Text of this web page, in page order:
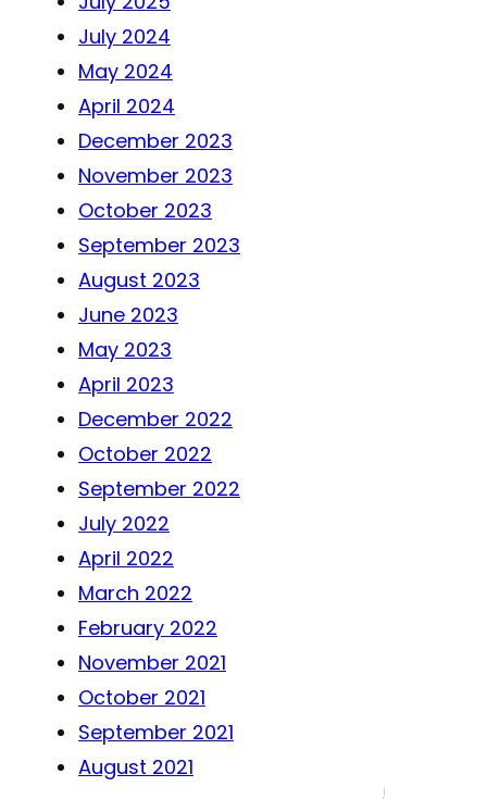
July 2024
May 2024
April 2024
December 2023
November 2023
October 2023
September 2023
August 2023
June 2023
May 2023
April 2023
December 2022
October 2022
September 2022
July 2022
April 2022
March 2022
February 2022
November 2021
October 2021
September 2021
August 2021